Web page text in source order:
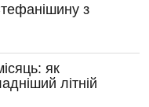
з
як
літній